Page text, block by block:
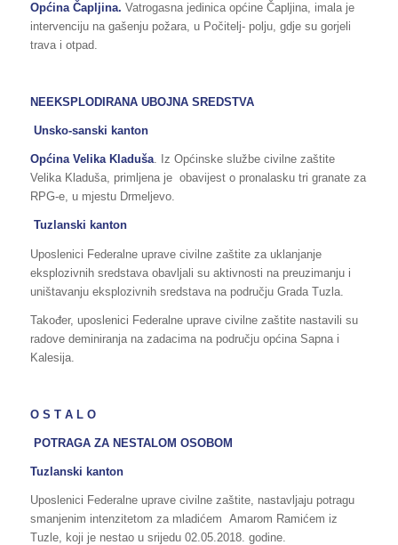
Općina Čapljina. Vatrogasna jedinica općine Čapljina, imala je
intervenciju na gašenju požara, u Počitelj- polju, gdje su gorjeli
trava i otpad.
NEEKSPLODIRANA UBOJNA SREDSTVA
Unsko-sanski kanton
Općina Velika Kladuša. Iz Općinske službe civilne zaštite
Velika Kladuša, primljena je obavijest o pronalasku tri granate za
RPG-e, u mjestu Drmeljevo.
Tuzlanski kanton
Uposlenici Federalne uprave civilne zaštite za uklanjanje
eksplozivnih sredstava obavljali su aktivnosti na preuzimanju i
uništavanju eksplozivnih sredstava na području Grada Tuzla.
Također, uposlenici Federalne uprave civilne zaštite nastavili su
radove deminiranja na zadacima na području općina Sapna i
Kalesija.
O S T A L O
POTRAGA ZA NESTALOM OSOBOM
Tuzlanski kanton
Uposlenici Federalne uprave civilne zaštite, nastavljaju potragu
smanjenim intenzitetom za mladićem Amarom Ramićem iz
Tuzle, koji je nestao u srijedu 02.05.2018. godine.